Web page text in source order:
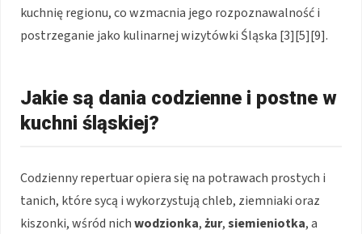
kuchnię regionu, co wzmacnia jego rozpoznawalność i
postrzeganie jako kulinarnej wizytówki Śląska [3][5][9].
Jakie są dania codzienne i postne w
kuchni śląskiej?
Codzienny repertuar opiera się na potrawach prostych i
tanich, które sycą i wykorzystują chleb, ziemniaki oraz
kiszonki, wśród nichwodzionka,żur,siemieniotka, a